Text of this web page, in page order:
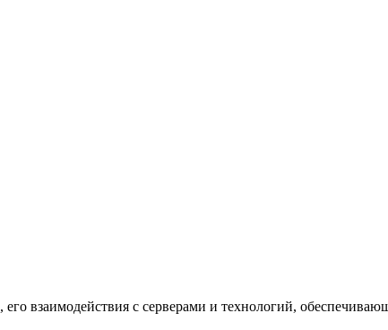
взаимодействия с серверами и технологий,